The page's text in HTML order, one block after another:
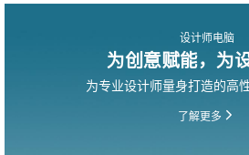
设计师电脑
为创意赋能，为
为专业设计师量身打造的高
了解更多